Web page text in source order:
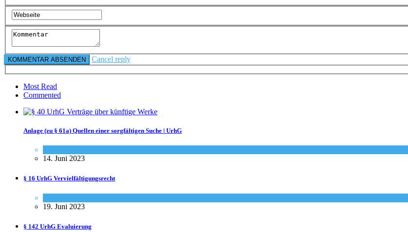
Cancel reply
Most Read
Commented
Anlage (zu § 61a) Quellen einer sorgfältigen Suche | UrhG
14. Juni 2023
§ 16 UrhG Vervielfältigungsrecht
19. Juni 2023
§ 142 UrhG Evaluierung